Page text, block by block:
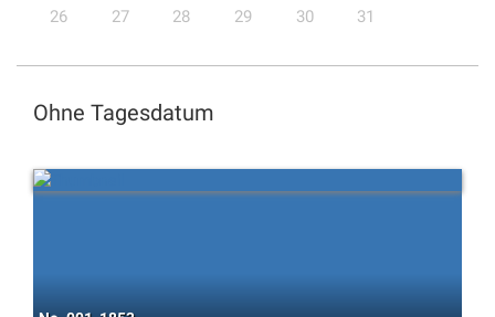
26
27 28 29 30 31
Ohne Tagesdatum